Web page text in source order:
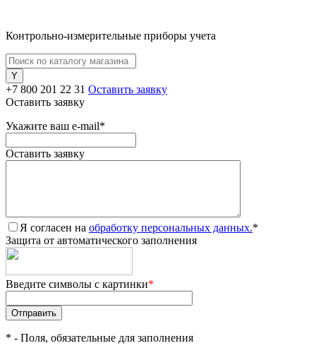
Контрольно-измерительные приборы учета
+7 800 201 22 31 Оставить заявку
Оставить заявку
Укажите ваш e-mail*
Оставить заявку
Я согласен на обработку персональных данных.*
Защита от автоматического заполнения
Введите символы с картинки*
* - Поля, обязательные для заполнения